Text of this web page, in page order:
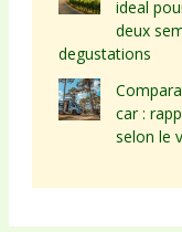
ideal
deux
degustations
car :
selon le